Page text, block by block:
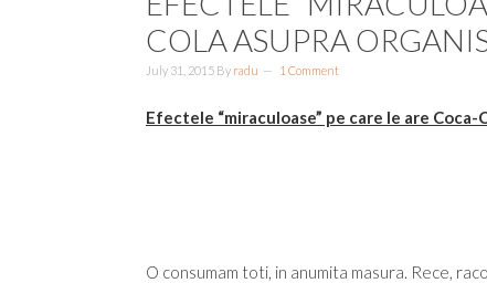
COLA ASUPRA
July 31, 2015 By radu 1 Comment
Efectele “miraculoase” pe care le are
O consumam toti, in anumita masura. Rece,